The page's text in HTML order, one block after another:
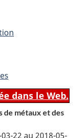
dans le Web.
de métaux et des
22 au 2018-05-